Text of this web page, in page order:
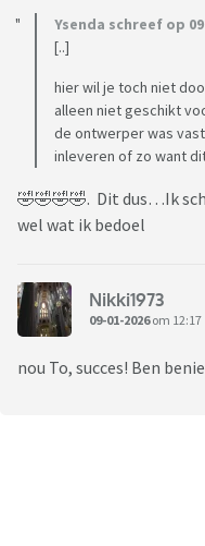
Ysenda schreef op
[..]
hier wil je toch niet
alleen niet geschikt
de ontwerper was
inleveren of zo want
🤣🤣🤣🤣. Dit dus…Ik
wel wat ik bedoel
Nikki1973
09-01-2026om 12:17
nou To, succes! Ben